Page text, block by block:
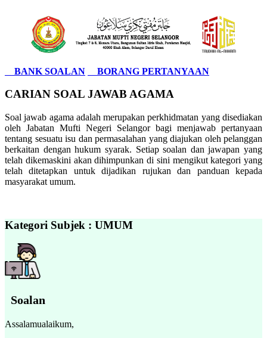
BANK SOALAN BORANG PERTANYAAN
CARIAN SOAL JAWAB AGAMA
Soal jawab agama adalah merupakan perkhidmatan yang disediakan
oleh Jabatan Mufti Negeri Selangor bagi menjawab pertanyaan
tentang sesuatu isu dan permasalahan yang diajukan oleh pelanggan
berkaitan dengan hukum syarak. Setiap soalan dan jawapan yang
telah dikemaskini akan dihimpunkan di sini mengikut kategori yang
telah ditetapkan untuk dijadikan rujukan dan panduan kepada
masyarakat umum.
Kategori Subjek : UMUM
Soalan
Assalamualaikum,